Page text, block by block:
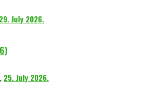
29. July 2026.
, 25. July 2026.